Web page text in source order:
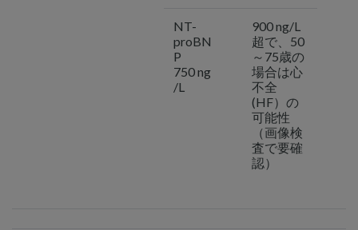
NT-
proBN
P
750 ng
/L
900 ng/L
超で、50
～75歳の
場合は心
不全
(HF）の
可能性
（画像検
査で要確
認）